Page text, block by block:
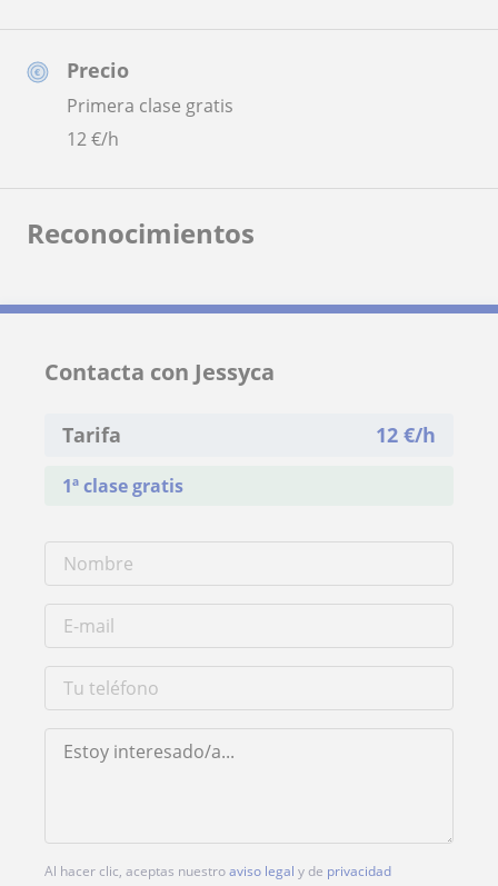
Precio
Primera clase gratis
12€/h
Reconocimientos
Contacta con Jessyca
Tarifa 12 €/h
1ª clase gratis
Al hacer clic, aceptas nuestroaviso legal y de privacidad